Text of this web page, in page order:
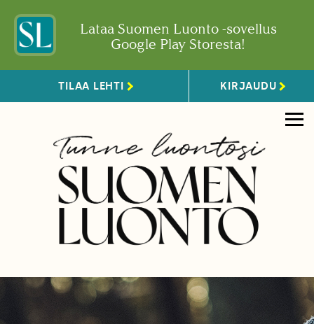
Lataa Suomen Luonto -sovellus
Google Play Storesta!
TILAA LEHTI KIRJAUDU